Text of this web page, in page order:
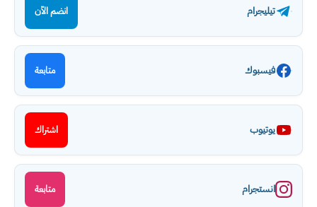
تيليجرام انضم الآن
فيسبوك متابعة
يوتيوب اشتراك
انستجرام متابعة